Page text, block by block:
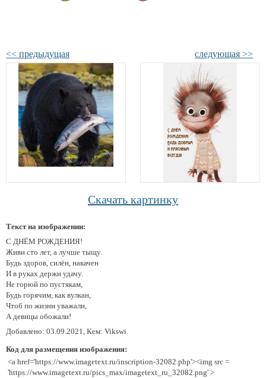
<< предыдущая следующая >>
Скачать картинку
Текст на изображении:
С ДНЁМ РОЖДЕНИЯ!
Живи сто лет, а лучше тыщу.
Будь здоров, силён, накачен
И в руках держи удачу.
Не горюй по пустякам,
Будь горячим, как вулкан,
Чтоб по жизни уважали,
А девицы обожали!
Добавлено: 03.09.2021, Кем: Vikswi.
Код для размещения изображения:
<a href='https://www.imagetext.ru/inscription-32082.php'><img src =
'https://www.imagetext.ru/pics_max/imagetext_ru_32082.png' >